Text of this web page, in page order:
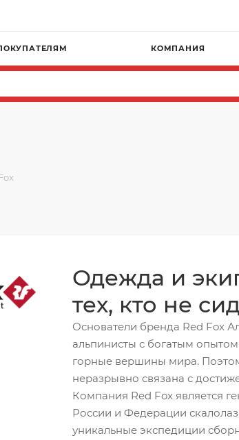
КОМПАНИЯ
Одежда и
тех, кто не
Основатели бренда Red Fox
альпинисты с богатым
горные вершины мира.
неразрывно связана с
Компания Red Fox является
России и Федерации
уникальные экспедиции